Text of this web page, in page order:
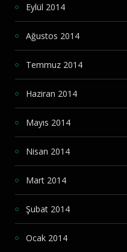
Eylül 2014
Ağustos 2014
Temmuz 2014
Haziran 2014
Mayıs 2014
Nisan 2014
Mart 2014
Şubat 2014
Ocak 2014